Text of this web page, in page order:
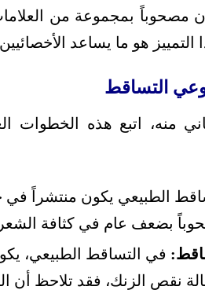
مصحوباً بمجموعة من
هو ما يساعد
التساقط
منه، اتبع هذه الخطوات
الطبيعي يكون منتشراً في
بضعف عام في كثافة
في التساقط الطبيعي،
حالة نقص الزنك، فقد